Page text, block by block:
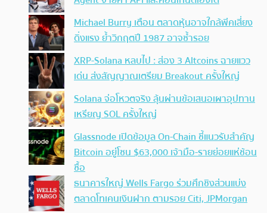
Michael Burry เตือน ตลาดหุ้นอาจใกล้พีคเสี่ยง
ดิ่งแรง ย้ำวิกฤตปี 1987 อาจซ้ำรอย
XRP-Solana หลบไป : ส่อง 3 Altcoins ฉายแวว
เด่น ส่งสัญญาณเตรียม Breakout ครั้งใหญ่
Solana จ่อโหวตจริง ลุ้นผ่านข้อเสนอเผาอุปทาน
เหรียญ SOL ครั้งใหญ่
Glassnode เปิดข้อมูล On-Chain ชี้แนวรับสำคัญ
Bitcoin อยู่โซน $63,000 เจ้ามือ-รายย่อยแห่ช้อน
ซื้อ
ธนาคารใหญ่ Wells Fargo ร่วมศึกชิงส่วนแบ่ง
ตลาดโทเคนเงินฝาก ตามรอย Citi, JPMorgan